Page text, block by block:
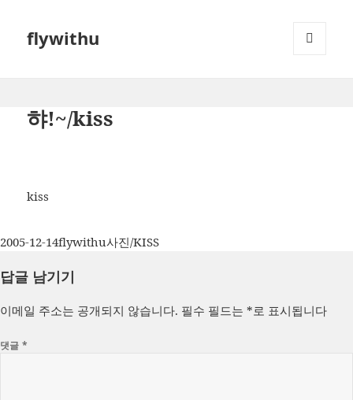
flywithu
햐!~/kiss
kiss
작
일
2005-12-14글
이
flywithu카
사진/KISS
답글 남기기
이메일 주소는 공개되지 않습니다. 필수 필드는 *로 표시됩니다
댓글*